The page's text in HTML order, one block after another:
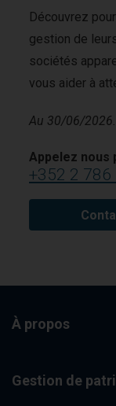
Découvrez
gestion de
sociétés
vous aider à
Au 30/06/2026.
Appelez nous
+352 2 786
À propos
Gestion de